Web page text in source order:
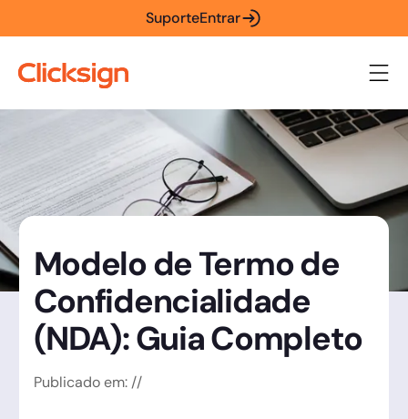
SuporteEntrar
Modelo de Termo de
Confidencialidade
(NDA): Guia Completo
Publicado em: //